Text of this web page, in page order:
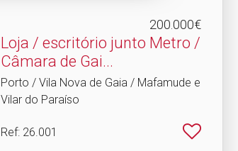
200.000€
Loja / escritório junto Metro /
Câmara de Gai.​..
Porto / Vila Nova de Gaia / Mafamude e
Vilar do Paraíso
Ref: 26.001